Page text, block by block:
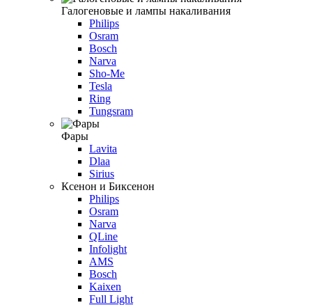
Галогеновые и лампы накаливания
Philips
Osram
Bosch
Narva
Sho-Me
Tesla
Ring
Tungsram
Фары
Lavita
Dlaa
Sirius
Ксенон и Биксенон
Philips
Osram
Narva
QLine
Infolight
AMS
Bosch
Kaixen
Full Light